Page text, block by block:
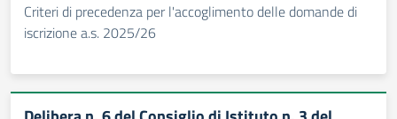
Criteri di precedenza per l'accoglimento delle domande di
iscrizione a.s. 2025/26